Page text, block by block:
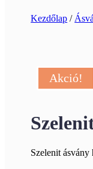
Kezdőlap /
Akció!
Szelenit ásvány